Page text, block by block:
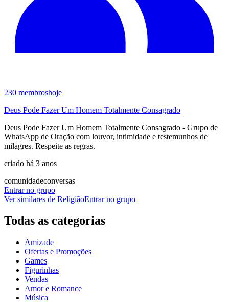
230 membroshoje
Deus Pode Fazer Um Homem Totalmente Consagrado
Deus Pode Fazer Um Homem Totalmente Consagrado - Grupo de
WhatsApp de Oração com louvor, intimidade e testemunhos de
milagres. Respeite as regras.
criado há 3 anos
comunidadeconversas
Entrar no grupo
Ver similares de ReligiãoEntrar no grupo
Todas as categorias
Amizade
Ofertas e Promoções
Games
Figurinhas
Vendas
Amor e Romance
Música